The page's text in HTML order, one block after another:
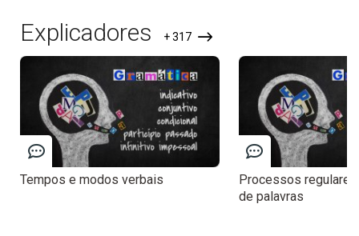
Explicadores + 317
Tempos e modos verbais
Processos
de palavras